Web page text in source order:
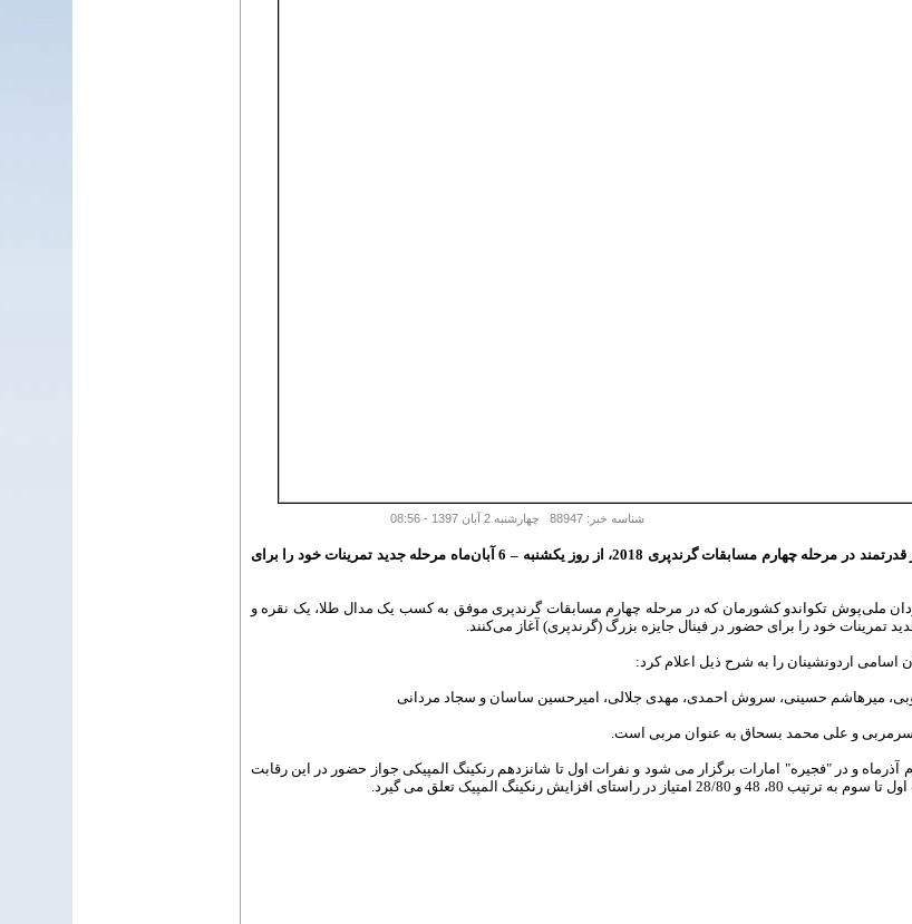
شناسه خبر: 88947 چهارشنبه 2 آبان 1397 - 08:56
مردان ملی‌پوش تکواندو کشورمان پس از حضور قدرتمند در مرحله چهارم مسابقات گرندپری 2018، از روز یکشنبه – 6 آبان‌ماه مرحله جدید تمرینات خود را برای
ملی‌پوش تکواندو کشورمان که در مرحله چهارم مسابقات گرندپری موفق به کسب یک مدال طلا، یک نقره و
اردونشینان را به شرح ذیل اعلام کرد:
میرهاشم حسینی، سروش احمدی، مهدی جلالی، امیرحسین ساسان و سجاد مردانی
سرمربی و علی محمد بسحاق به عنوان مربی است.
گرندپری سال 2018، یکم و دوم آذرماه و در "فجیره" امارات برگزار می شود و نفرات اول تا شانزدهم رنکینگ المپیکی جواز حضور در این رقابت